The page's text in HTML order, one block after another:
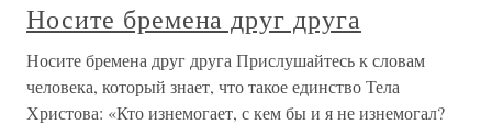
Носите бремена друг друга
Носите бремена друг друга Прислушайтесь к словам
человека, который знает, что такое единство Тела
Христова: «Кто изнемогает, с кем бы и я не изнемогал?